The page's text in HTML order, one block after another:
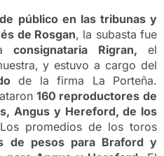
público en las tribunas y
de Rosgan, la subasta fue
consignataria Rigran, el
y estuvo a cargo del
de la firma La Porteña.
160 reproductores de
Angus y Hereford, de los
promedios de los toros
de pesos para Braford y